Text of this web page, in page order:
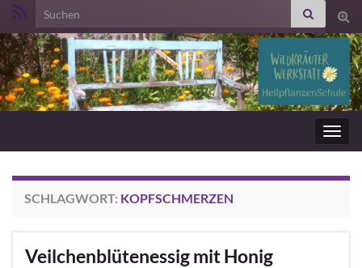
Search for:
SCHLAGWORT: KOPFSCHMERZEN
Veilchenblütenessig mit Honig